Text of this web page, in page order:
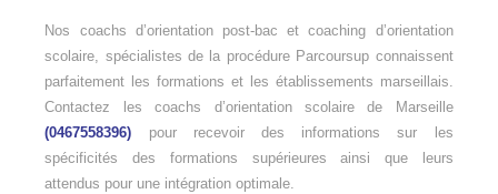
Nos coachs d’orientation post-bac et coaching d’orientation
scolaire, spécialistes de la procédure Parcoursup connaissent
parfaitement les formations et les établissements marseillais.
Contactez les coachs d’orientation scolaire de Marseille
(0467558396)
pour recevoir des informations sur les
spécificités des formations supérieures ainsi que leurs
attendus pour une intégration optimale.